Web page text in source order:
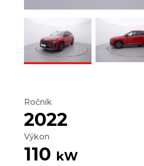
Ročník
2022
Výkon
110 kW